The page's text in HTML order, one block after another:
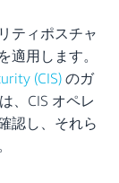
ティポスチャ
適用します。
(CIS) のガ
は、CIS オペレ
認し、それら